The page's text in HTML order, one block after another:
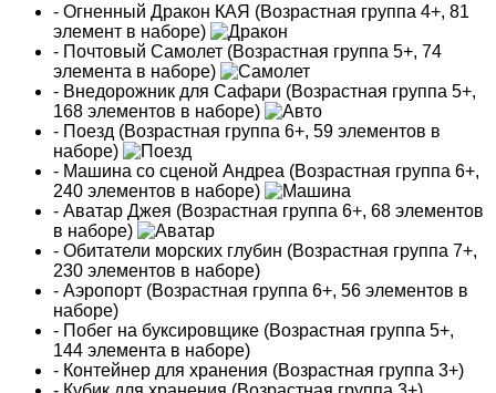
- Огненный Дракон КАЯ (Возрастная группа 4+, 81
элемент в наборе)
- Почтовый Самолет (Возрастная группа 5+, 74
элемента в наборе)
- Внедорожник для Сафари (Возрастная группа 5+,
168 элементов в наборе)
- Поезд (Возрастная группа 6+, 59 элементов в
наборе)
- Машина со сценой Андреа (Возрастная группа 6+,
240 элементов в наборе)
- Аватар Джея (Возрастная группа 6+, 68 элементов
в наборе)
- Обитатели морских глубин (Возрастная группа 7+,
230 элементов в наборе)
- Аэропорт (Возрастная группа 6+, 56 элементов в
наборе)
- Побег на буксировщике (Возрастная группа 5+,
144 элемента в наборе)
- Контейнер для хранения (Возрастная группа 3+)